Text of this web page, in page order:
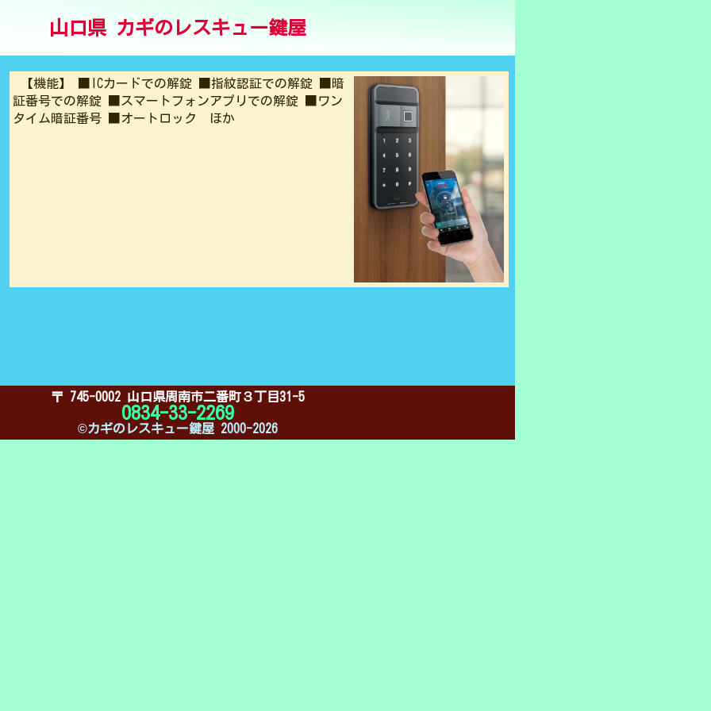
山口県 カギのレスキュー鍵屋
【機能】 ■ICカードでの解錠 ■指紋認証での解錠 ■暗
証番号での解錠 ■スマートフォンアプリでの解錠 ■ワン
タイム暗証番号 ■オートロック ほか
〒 745-0002 山口県周南市二番町３丁目31-5
0834-33-2269
©︎カギのレスキュー鍵屋 2000-2026